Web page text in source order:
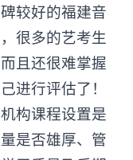
较好的福建音
很多的艺考生
且还很难掌握
进行评估了！
构课程设置是
是否雄厚、管